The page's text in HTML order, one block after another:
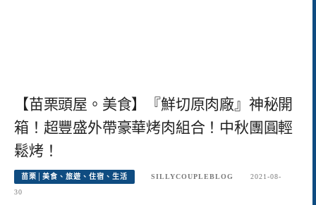
【苗栗頭屋。美食】『鮮切原肉廠』神秘開
箱！超豐盛外帶豪華烤肉組合！中秋團圓輕
鬆烤！
苗栗│美食、旅遊、住宿、生活 SILLYCOUPLEBLOG
2021-08-
30